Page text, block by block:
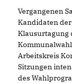
Vergangenen
Kandidaten der
Klausurtagung
Kommunalwahl
Arbeitskreis
Sitzungen
des